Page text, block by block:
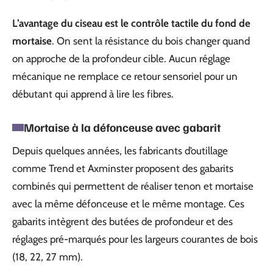
L’avantage du ciseau est le contrôle tactile du fond de
mortaise. On sent la résistance du bois changer quand
on approche de la profondeur cible. Aucun réglage
mécanique ne remplace ce retour sensoriel pour un
débutant qui apprend à lire les fibres.
Mortaise à la défonceuse avec gabarit
Depuis quelques années, les fabricants d’outillage
comme Trend et Axminster proposent des gabarits
combinés qui permettent de réaliser tenon et mortaise
avec la même défonceuse et le même montage. Ces
gabarits intègrent des butées de profondeur et des
réglages pré-marqués pour les largeurs courantes de bois
(18, 22, 27 mm).